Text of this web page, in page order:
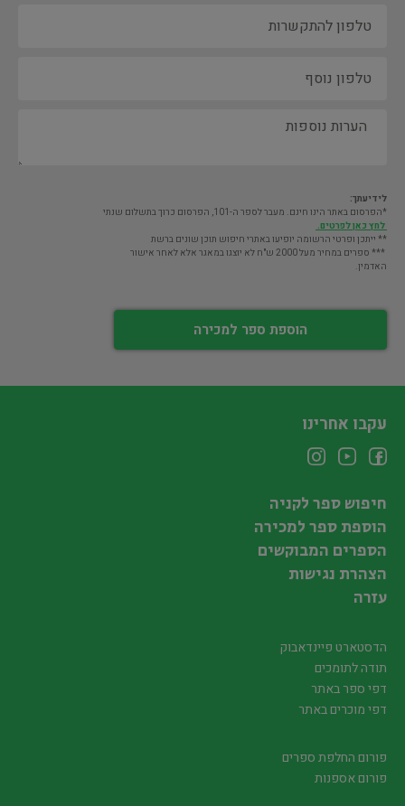
לידיעתך:
*הפרסום באתר הינו חינם. מעבר לספר ה-101, הפרסום כרוך בתשלום שנתי
לחץ כאן לפרטים.
** ייתכן ופרטי הרשומה יופיעו באתרי חיפוש תוכן שונים ברשת
*** ספרים במחיר מעל 2000 ש"ח לא יוצגו במאגר אלא לאחר אישור
האדמין.
הוספת ספר למכירה
עקבו אחרינו
חיפוש ספר לקניה
הוספת ספר למכירה
הספרים המבוקשים
הצהרת נגישות
עזרה
הדסטארט פיינדאבוק
תודה לתומכים
דפי ספר באתר
דפי מוכרים באתר
פורום החלפת ספרים
פורום אספנות